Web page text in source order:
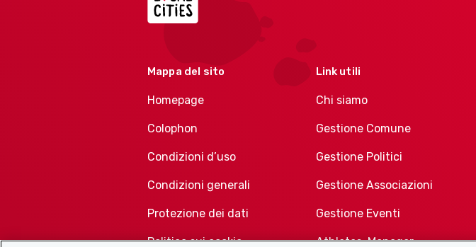
Mappa del sito
Homepage
Colophon
Condizioni d’uso
Condizioni generali
Protezione dei dati
Politica sui cookie
Link utili
Chi siamo
Gestione Comune
Gestione Politici
Gestione Associazioni
Gestione Eventi
Athletes-Manager